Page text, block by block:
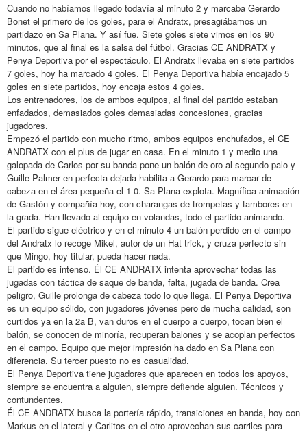
Cuando no habíamos llegado todavía al minuto 2 y marcaba Gerardo
Bonet el primero de los goles, para el Andratx, presagiábamos un
partidazo en Sa Plana. Y así fue. Siete goles siete vimos en los 90
minutos, que al final es la salsa del fútbol. Gracias CE ANDRATX y
Penya Deportiva por el espectáculo. El Andratx llevaba en siete partidos
7 goles, hoy ha marcado 4 goles. El Penya Deportiva había encajado 5
goles en siete partidos, hoy encaja estos 4 goles.
Los entrenadores, los de ambos equipos, al final del partido estaban
enfadados, demasiados goles demasiadas concesiones, gracias
jugadores.
Empezó el partido con mucho ritmo, ambos equipos enchufados, el CE
ANDRATX con el plus de jugar en casa. En el minuto 1 y medio una
galopada de Carlos por su banda pone un balón de oro al segundo palo y
Guille Palmer en perfecta dejada habilita a Gerardo para marcar de
cabeza en el área pequeña el 1-0. Sa Plana explota. Magnífica animación
de Gastón y compañía hoy, con charangas de trompetas y tambores en
la grada. Han llevado al equipo en volandas, todo el partido animando.
El partido sigue eléctrico y en el minuto 4 un balón perdido en el campo
del Andratx lo recoge Mikel, autor de un Hat trick, y cruza perfecto sin
que Mingo, hoy titular, pueda hacer nada.
El partido es intenso. Él CE ANDRATX intenta aprovechar todas las
jugadas con táctica de saque de banda, falta, jugada de banda. Crea
peligro, Guille prolonga de cabeza todo lo que llega. El Penya Deportiva
es un equipo sólido, con jugadores jóvenes pero de mucha calidad, son
curtidos ya en la 2a B, van duros en el cuerpo a cuerpo, tocan bien el
balón, se conocen de minoría, recuperan balones y se acoplan perfectos
en el campo. Equipo que mejor impresión ha dado en Sa Plana con
diferencia. Su tercer puesto no es casualidad.
El Penya Deportiva tiene jugadores que aparecen en todos los apoyos,
siempre se encuentra a alguien, siempre defiende alguien. Técnicos y
contundentes.
Él CE ANDRATX busca la portería rápido, transiciones en banda, hoy con
Markus en el lateral y Carlitos en el otro aprovechan sus carriles para